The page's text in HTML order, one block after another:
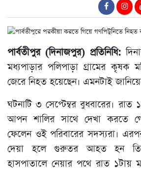
পার্বতীপুর (দিনাজপুর) প্রতিনিধি:
মধ্যপাড়ার পলিপাড়া গ্রামের কৃষক
জেরে নিহত হয়েছেন। এমনটাই
ঘটনাটি ৩ সেপ্টেম্বর বুধবারের। রাত
আপন শালির সাথে দেখা করতে
ফেলেন ওই পরিবারের সদস্যরা।
দেয়া হলে গুরুতর আহত হন
হাসপাতালে নেয়ার পথে রাত